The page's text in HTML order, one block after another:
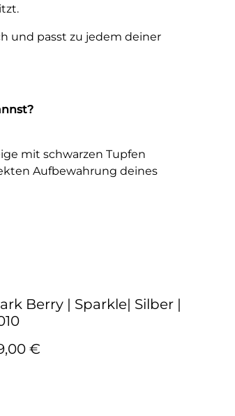
und passt zu jedem deiner
mit schwarzen Tupfen
Aufbewahrung deines
Berry | Sparkle| Silber |
€